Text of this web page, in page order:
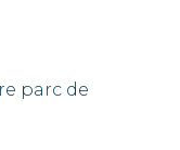
parc de